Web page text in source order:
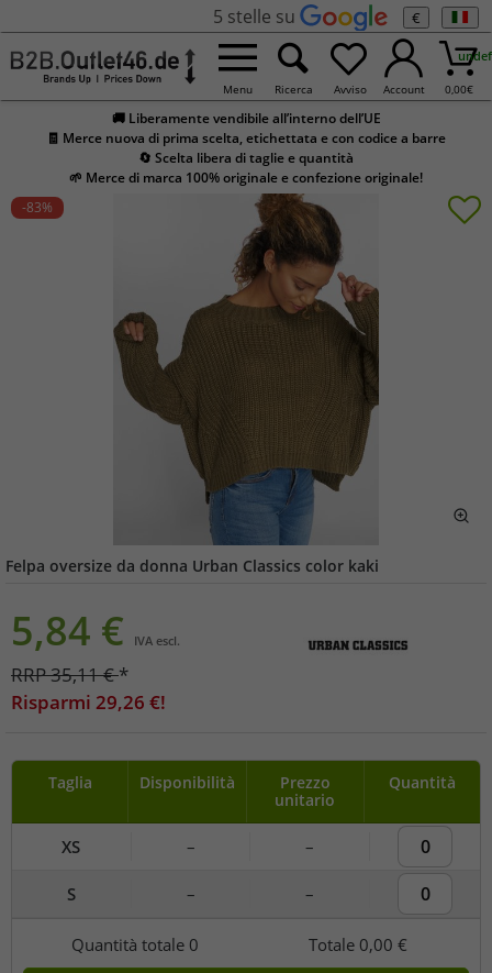
5 stelle su €
Menu Ricerca Avviso Account 0,00€
🚚 Liberamente vendibile all’interno dell’UE
🧾 Merce nuova di prima scelta, etichettata e con codice a barre
🔄 Scelta libera di taglie e quantità
🌱 Merce di marca 100% originale e confezione originale!
-83%
Felpa oversize da donna Urban Classics color kaki
5,84 € IVA escl.
RRP35,11€*
Risparmi 29,26 €!
Taglia Disponibilità
Prezzo
unitario
Quantità
XS – –
S – –
Quantità totale 0 Totale 0,00 €